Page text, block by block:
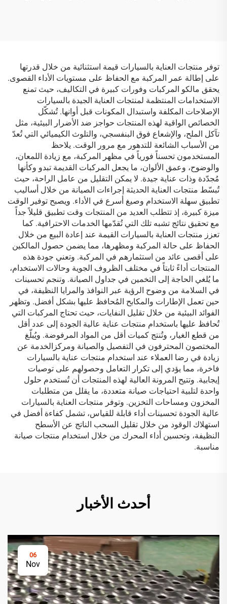
توفر منتجات العناية بالسيارات قيمة استثنائية من خلال قدرتها
على إطالة عمر المركبة مع الحفاظ على مستويات الأداء القصوى.
يحقق مالكو المركبات وفورات كبيرة في التكاليف، حيث تمنع
الاستخدامات المنتظمة لمنتجات العناية الجيدة بالسيارات
الإصلاحات المكلفة واستبدال المكونات قبل أوانها. تُشكّل
الخصائص الواقية لهذه المنتجات حواجز ضد الأضرار البيئية، مثل
تآكل الملح، والإشعاع فوق البنفسجي، والتلوث الكيميائي التي تُعدّ
من الأسباب الشائعة للتدهور مع مرور الوقت. يلاحظ
المستخدمون تحسناً فورياً في مظهر المركبة، مع زيادة اللمعان،
والوضوح، وعمق الألوان، ما يجعل المركبات القديمة تبدو وكأنها
مُجدّدة وذات عناية جيدة. لا يمكن التقليل من عامل الراحة، حيث
تُبسّط منتجات العناية الحديثة إجراءات الصيانة من خلال أساليب
تطبيق سهلة الاستخدام وصيغ أسرع في الأداء. ويصبح توفير الوقت
ميزة كبيرة، إذ تتطلب العديد من المنتجات وقت تطبيق قليلاً جداً
مع تحقيق نتائج تشبه تلك التي تُقدّمها الخدمات الاحترافية. كما
تعزز منتجات العناية بالسيارات القيمة عند إعادة البيع من خلال
الحفاظ على حالة المركبة ومظهرها، مما يضمن حصول المالكين
على أقصى عائد من استثمارهم في المركبة. وتعني جودة هذه
المنتجات أداءً ثابتاً في مختلف الظروف الجوية وحالات الاستخدام،
ما يُلغي الحاجة إلى التخمين في جداول الصيانة. وتنجم تحسينات
في السلامة من وضوح الرؤية عبر النوافذ والمرايا النظيفة، في
حين تعمل الإطارات والمكابح المُحافظ عليها بشكل أفضل. وتظهر
الفوائد البيئية من خلال تقليل النفايات، حيث تحتاج المركبات التي
تُحافظ عليها باستخدام منتجات عناية عالية الجودة إلى عدد أقل
من قطع الغيار، وتُنتج كميات أقل من المواد المرفوضة. ويُبلّغ
المختصون المحترفون في التفصيل والصيانة ومركزالخدمة عن
زيادة في رضا العملاء عند استخدام منتجات عناية بالسيارات
فاخرة، مما يؤدي إلى تكرار التعامل وحصولهم على توصيات
إيجابية. وتتيح المرونة العالية لهذه المنتجات أن تُستخدم حلول
واحدة لتلبية احتياجات صيانة متعددة، ما يقلل من متطلبات
المخزون ومساحات التخزين. وتوفر منتجات العناية بالسيارات
عالية الجودة تحسينات أداء قابلة للقياس، تشمل كفاءة أفضل في
استهلاك الوقود من خلال تقليل السحب الناتج عن الأسطح
النظيفة، وتحسين أداء المحرك من خلال استخدام منتجات صيانة
مناسبة.
أحدث الأخبار
06
Nov